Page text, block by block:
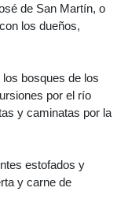
de San Martín, o
los dueños,
bosques de los
por el río
y caminatas por la
estofados y
y carne de